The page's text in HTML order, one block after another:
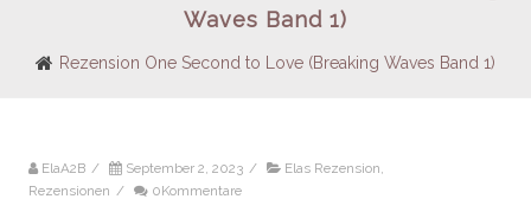
Waves Band 1)
Rezension One Second to Love (Breaking Waves Band 1)
ElaA2B / September 2, 2023 / Elas Rezension,
Rezensionen / 0Kommentare